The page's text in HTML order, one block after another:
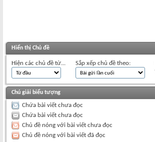
Hiển thị Chủ đề
Hiện các chủ đề từ... Sắp xếp chủ đề theo:
Chú giải biểu tượng
Chứa bài viết chưa đọc
Chứa bài viết chưa đọc
Chủ đề nóng với bài viết chưa đọc
Chủ đề nóng với bài viết đã đọc